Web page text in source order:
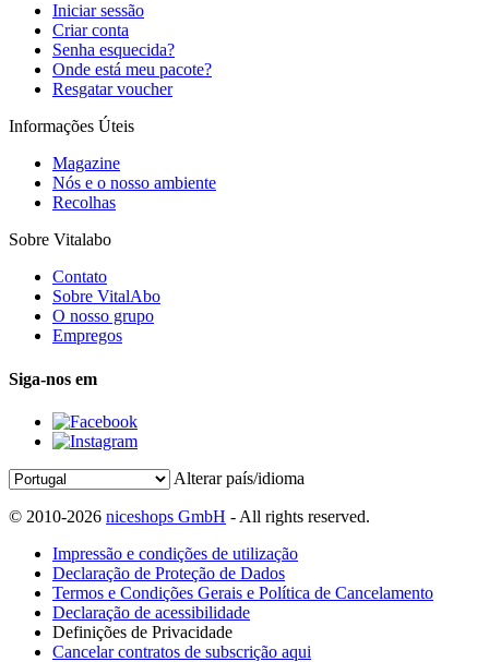
Iniciar sessão
Criar conta
Senha esquecida?
Onde está meu pacote?
Resgatar voucher
Informações Úteis
Magazine
Nós e o nosso ambiente
Recolhas
Sobre Vitalabo
Contato
Sobre VitalAbo
O nosso grupo
Empregos
Siga-nos em
Alterar país/idioma
© 2010-2026 niceshops GmbH - All rights reserved.
Impressão e condições de utilização
Declaração de Proteção de Dados
Termos e Condições Gerais e Política de Cancelamento
Declaração de acessibilidade
Definições de Privacidade
Cancelar contratos de subscrição aqui